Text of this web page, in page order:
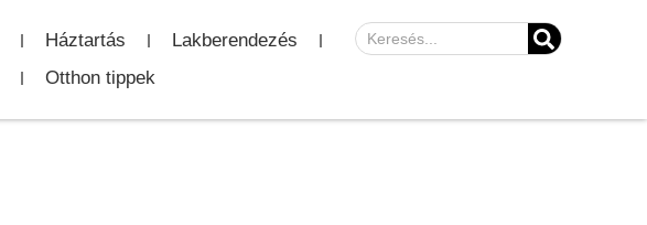
Háztartás
Lakberendezés
Otthon tippek